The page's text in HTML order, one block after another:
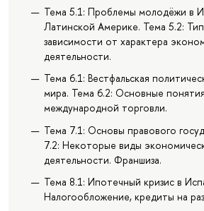
Тема 5.1: Проблемы молодёжи в
Латинской Америке. Тема 5.2:
зависимости от характера
деятельности.
Тема 6.1: Вестфальская
мира. Тема 6.2: Основные
международной торговли.
Тема 7.1: Основы правового
7.2: Некоторые виды
деятельности. Франшиза.
Тема 8.1: Ипотечный кризис в
Налогообложение, кредиты на